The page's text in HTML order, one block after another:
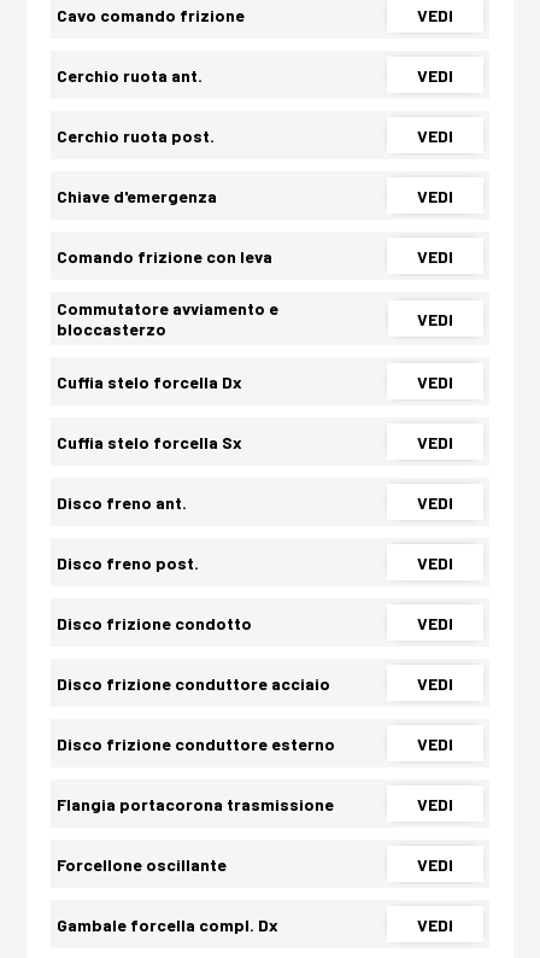
Cavo comando frizione VEDI
Cerchio ruota ant. VEDI
Cerchio ruota post. VEDI
Chiave d'emergenza VEDI
Comando frizione con leva VEDI
Commutatore avviamento e
bloccasterzo
VEDI
Cuffia stelo forcella Dx VEDI
Cuffia stelo forcella Sx VEDI
Disco freno ant. VEDI
Disco freno post. VEDI
Disco frizione condotto VEDI
Disco frizione conduttore acciaio VEDI
Disco frizione conduttore esterno VEDI
Flangia portacorona trasmissione VEDI
Forcellone oscillante VEDI
Gambale forcella compl. Dx VEDI